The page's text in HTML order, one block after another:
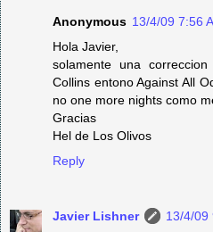
Anonymous 13/4/09 7:56
Hola Javier,
solamente una
Collins entono Against All
no one more nights como
Gracias
Hel de Los Olivos
Reply
Javier Lishner
13/4/09